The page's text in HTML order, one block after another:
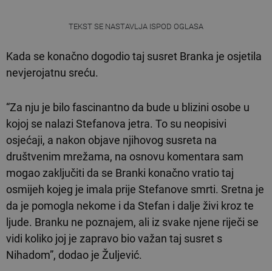
TEKST SE NASTAVLJA ISPOD OGLASA
Kada se konačno dogodio taj susret Branka je osjetila
nevjerojatnu sreću.
“Za nju je bilo fascinantno da bude u blizini osobe u
kojoj se nalazi Stefanova jetra. To su neopisivi
osjećaji, a nakon objave njihovog susreta na
društvenim mrežama, na osnovu komentara sam
mogao zaključiti da se Branki konačno vratio taj
osmijeh kojeg je imala prije Stefanove smrti. Sretna je
da je pomogla nekome i da Stefan i dalje živi kroz te
ljude. Branku ne poznajem, ali iz svake njene riječi se
vidi koliko joj je zapravo bio važan taj susret s
Nihadom”, dodao je Žuljević.